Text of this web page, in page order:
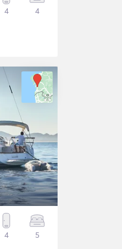
4 4
4 5